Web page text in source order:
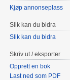
Kjøp annonseplass
Slik kan du bidra
Slik kan du bidra
Skriv ut / eksporter
Opprett en bok
Last ned som PDF